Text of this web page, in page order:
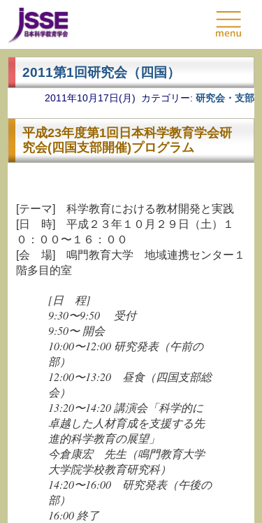
2011第1回研究会（四国）
2011年10月17日(月) カテゴリー: 研究会・支部
平成23年度第1回日本科学教育学会研
究会(四国支部開催)プログラム
[テーマ] 科学教育における教材開発と実践
[日 時] 平成２３年１０月２９日（土）１
０：００〜１６：００
[会 場] 鳴門教育大学 地域連携センター１
階多目的室
[日 程]
9:30〜9:50 受付
9:50〜 開会
10:00〜12:00 研究発表（午前の
部）
12:00〜13:20 昼食（四国支部総
会）
13:20〜14:20 講演会「科学的に
卓越した人材育成を支援する先
進的科学教育の展望」
今倉康宏 先生（鳴門教育大学
大学院学校教育研究科）
14:20〜16:00 研究発表（午後の
部）
16:00 終了